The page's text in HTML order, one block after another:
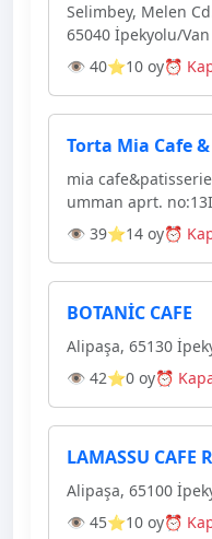
Selimbey, Melen
65040 İpekyolu/Van
👁 40⭐10 oy⏰
Torta Mia Cafe
mia
umman aprt.
👁 39⭐14 oy⏰
BOTANİC CAFE
Alipaşa, 65130
👁 42⭐0 oy⏰
LAMASSU CAFE
Alipaşa, 65100
👁 45⭐10 oy⏰